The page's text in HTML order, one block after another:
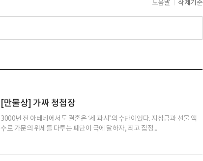
도움말 삭제기준
[만물상] 가짜 청첩장
3000년 전 아테네에서도 결혼은 ‘세 과시’의 수단이었다. 지참금과 선물 액
수로 가문의 위세를 다투는 폐단이 극에 달하자, 최고 집정...